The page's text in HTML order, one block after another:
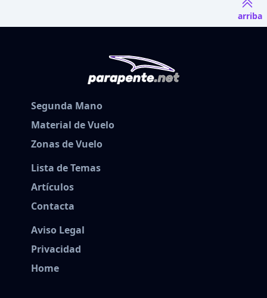
arriba
Segunda Mano
Material de Vuelo
Zonas de Vuelo
Lista de Temas
Artículos
Contacta
Aviso Legal
Privacidad
Home